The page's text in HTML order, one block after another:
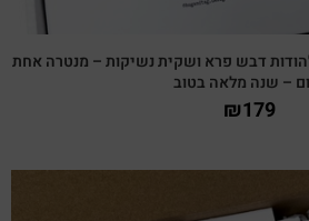
דבש פרא ושקית נשיקות – מנטרה אחת
– שנה מלאה בטוב
₪179